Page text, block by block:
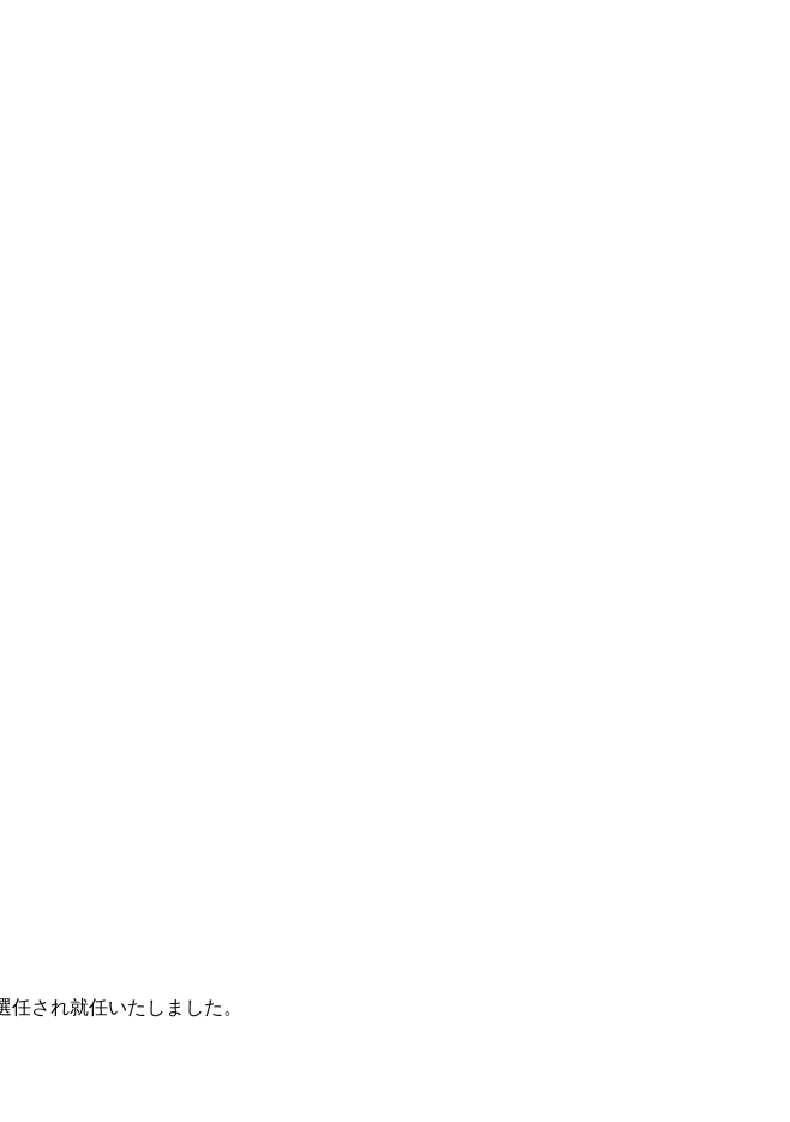
され就任いたしました。